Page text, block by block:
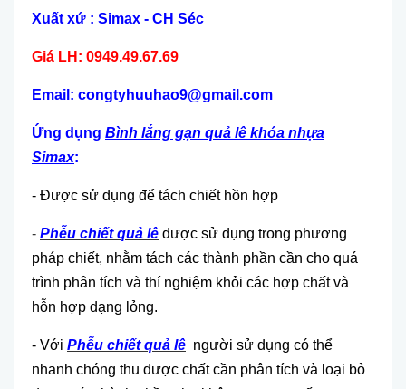
Xuất xứ : Simax - CH Séc
Giá LH: 0949.49.67.69
Email: congtyhuuhao9@gmail.com
Ứng dụng Bình lắng gạn quả lê khóa nhựa
Simax:
- Được sử dụng để tách chiết hồn hợp
- Phễu chiết quả lê dược sử dụng trong phương
pháp chiết, nhằm tách các thành phần cần cho quá
trình phân tích và thí nghiệm khỏi các hợp chất và
hỗn hợp dạng lỏng.
- Với Phễu chiết quả lê người sử dụng có thể
nhanh chóng thu được chất cần phân tích và loại bỏ